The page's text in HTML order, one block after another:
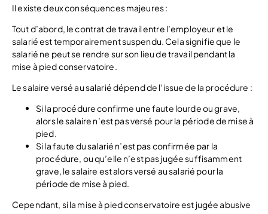
Il existe deux conséquences majeures :
Tout d’abord, le contrat de travail entre l’employeur et le
salarié est temporairement suspendu. Cela signifie que le
salarié ne peut se rendre sur son lieu de travail pendant la
mise à pied conservatoire.
Le salaire versé au salarié dépend de l’issue de la procédure :
Si la procédure confirme une faute lourde ou grave,
alors le salaire n’est pas versé pour la période de mise à
pied.
Si la faute du salarié n’est pas confirmée par la
procédure, ou qu’elle n’est pas jugée suffisamment
grave, le salaire est alors versé au salarié pour la
période de mise à pied.
Cependant, si la mise à pied conservatoire est jugée abusive